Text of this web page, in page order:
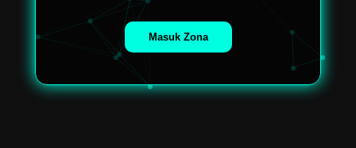
Masuk Zona